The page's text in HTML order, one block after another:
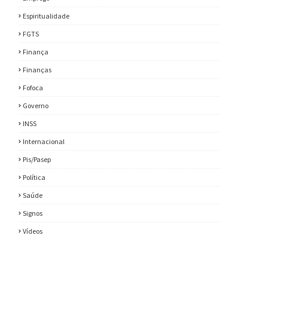
Espiritualidade
FGTS
Finança
Finanças
Fofoca
Governo
INSS
Internacional
Pis/Pasep
Política
Saúde
Signos
Vídeos